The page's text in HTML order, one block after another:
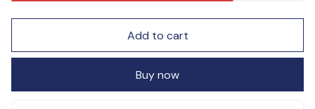
Add to cart
Buy now